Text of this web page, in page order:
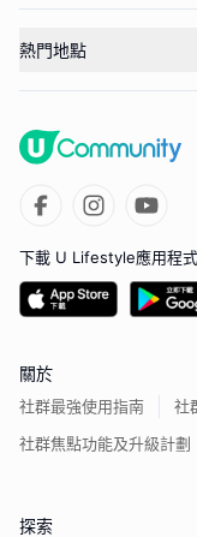
熱門地點
下載 U Lifestyle應用程式
關於
社群最強使用指南
社
社群焦點功能及升級計劃
探索